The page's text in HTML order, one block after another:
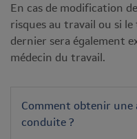
En cas de modification
risques au travail ou si
dernier sera également
médecin du travail.
Comment obtenir une
conduite ?